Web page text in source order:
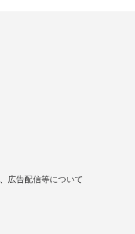
広告配信等について